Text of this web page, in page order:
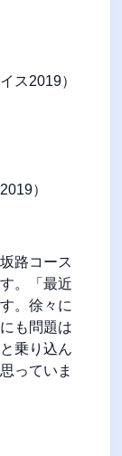
ス2019）
）
路コース
。「最近
。徐々に
も問題は
乗り込ん
っていま